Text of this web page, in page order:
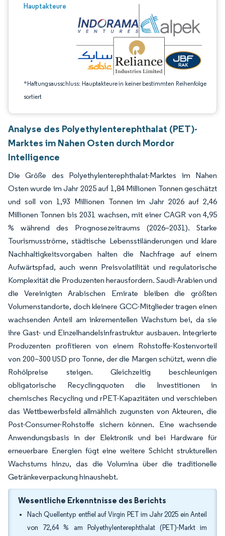
Hauptakteure
*Haftungsausschluss: Hauptakteure in keiner bestimmten Reihenfolge
sortiert
Bild © Mordor Intelligence. Wiederverwendung erfordert Namensnennung
Analyse des Polyethylenterephthalat (PET)-
Marktes im Nahen Osten durch Mordor
Intelligence
Die Größe des Polyethylenterephthalat-Marktes im Nahen
Osten wurde im Jahr 2025 auf 1,84 Millionen Tonnen geschätzt
und soll von 1,93 Millionen Tonnen im Jahr 2026 auf 2,46
Millionen Tonnen bis 2031 wachsen, mit einer CAGR von 4,95
% während des Prognosezeitraums (2026–2031). Starke
Tourismusströme, städtische Lebensstiländerungen und klare
Nachhaltigkeitsvorgaben halten die Nachfrage auf einem
Aufwärtspfad, auch wenn Preisvolatilität und regulatorische
Komplexität die Produzenten herausfordern. Saudi-Arabien und
die Vereinigten Arabischen Emirate bleiben die größten
Volumenstandorte, doch kleinere GCC-Mitglieder tragen einen
wachsenden Anteil am inkrementellen Wachstum bei, da sie
ihre Gast- und Einzelhandelsinfrastruktur ausbauen. Integrierte
Produzenten profitieren von einem Rohstoffe-Kostenvorteil
von 200–300 USD pro Tonne, der die Margen schützt, wenn die
Rohölpreise steigen. Gleichzeitig beschleunigen
obligatorische Recyclingquoten die Investitionen in
chemisches Recycling und rPET-Kapazitäten und verschieben
das Wettbewerbsfeld allmählich zugunsten von Akteuren, die
Post-Consumer-Rohstoffe sichern können. Eine wachsende
Anwendungsbasis in der Elektronik und bei Hardware für
erneuerbare Energien fügt eine weitere Schicht strukturellen
Wachstums hinzu, das die Volumina über die traditionelle
Getränkeverpackung hinaushebt.
Wesentliche Erkenntnisse des Berichts
Nach Quellentyp entfiel auf Virgin PET im Jahr 2025 ein Anteil
von 72,64 % am Polyethylenterephthalat (PET)-Markt im